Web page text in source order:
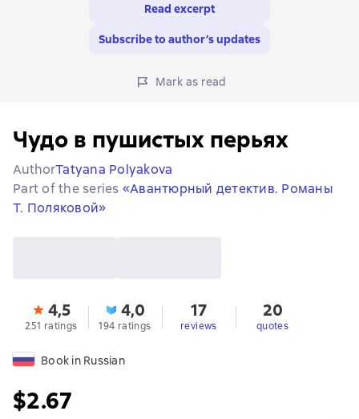
Read excerpt
Subscribe to author’s updates
Mark as read
Чудо в пушистых перьях
AuthorTatyana Polyakova
Part of the series «Авантюрный детектив. Романы
Т. Поляковой»
4,5
251 ratings
4,0
194 ratings
17
reviews
20
quotes
Book in Russian
$2.67